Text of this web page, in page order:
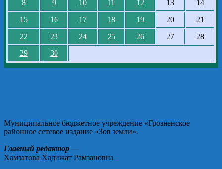
8 9 10 11 12 13
14
15
16 17 18 19 20
21
22
23 24 25 26 27
28
29
30
Муниципальное бюджетное учреждение «Грозненское
районное сетевое издание «Зов земли».
Главный редактор —
Хамзатова Хадижат Рамзановна